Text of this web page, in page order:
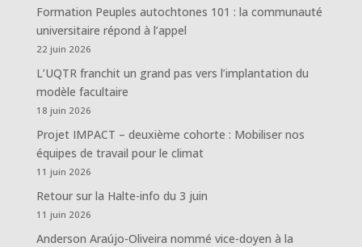
Formation Peuples autochtones 101 : la communauté
universitaire répond à l’appel
22 juin 2026
L’UQTR franchit un grand pas vers l’implantation du
modèle facultaire
18 juin 2026
Projet IMPACT – deuxième cohorte : Mobiliser nos
équipes de travail pour le climat
11 juin 2026
Retour sur la Halte-info du 3 juin
11 juin 2026
Anderson Araújo-Oliveira nommé vice-doyen à la